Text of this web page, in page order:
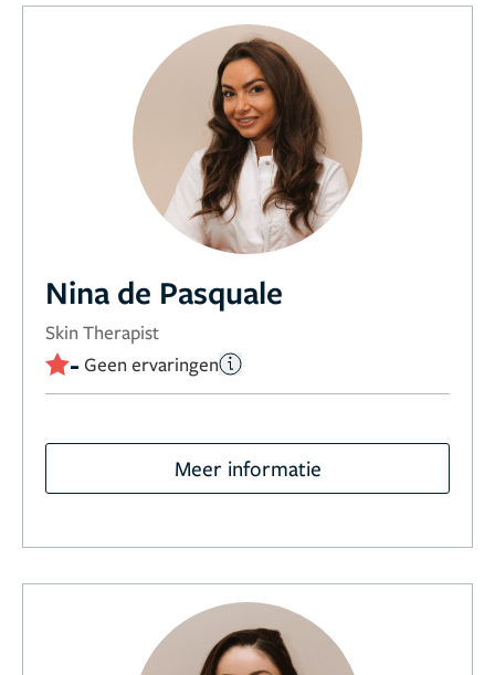
Nina de Pasquale
Skin Therapist
- Geen ervaringen
Meer informatie